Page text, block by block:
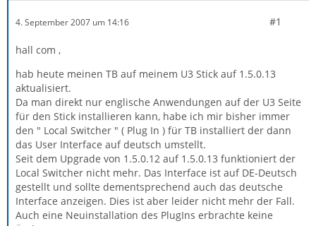
4. September 2007 um 14:16 #1
hall com ,
hab heute meinen TB auf meinem U3 Stick auf 1.5.0.13
aktualisiert.
Da man direkt nur englische Anwendungen auf der U3 Seite
für den Stick installieren kann, habe ich mir bisher immer
den " Local Switcher " ( Plug In ) für TB installiert der dann
das User Interface auf deutsch umstellt.
Seit dem Upgrade von 1.5.0.12 auf 1.5.0.13 funktioniert der
Local Switcher nicht mehr. Das Interface ist auf DE-Deutsch
gestellt und sollte dementsprechend auch das deutsche
Interface anzeigen. Dies ist aber leider nicht mehr der Fall.
Auch eine Neuinstallation des PlugIns erbrachte keine